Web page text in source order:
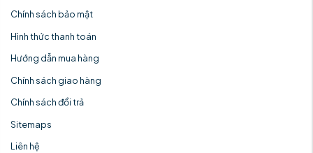
Chính sách bảo mật
Hình thức thanh toán
Hướng dẫn mua hàng
Chính sách giao hàng
Chính sách đổi trả
Sitemaps
Liên hệ